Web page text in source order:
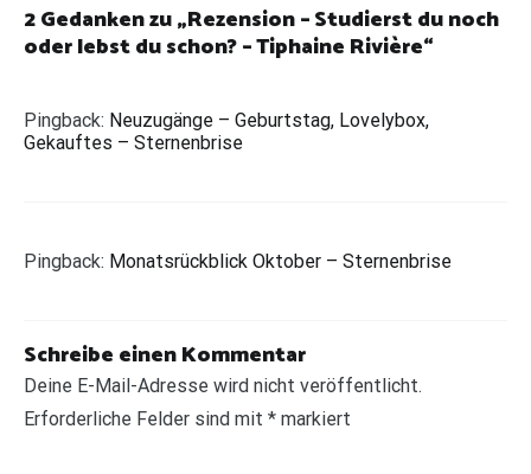
2 Gedanken zu „Rezension – Studierst du noch
oder lebst du schon? – Tiphaine Rivière“
Pingback: Neuzugänge – Geburtstag, Lovelybox,
Gekauftes – Sternenbrise
Pingback: Monatsrückblick Oktober – Sternenbrise
Schreibe einen Kommentar
Deine E-Mail-Adresse wird nicht veröffentlicht.
Erforderliche Felder sind mit * markiert